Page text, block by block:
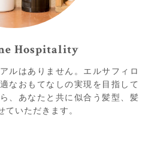
Hospitality
ルはありません。エルサフィロ
なおもてなしの実現を目指して
、あなたと共に似合う髪型、髪
いただきます。